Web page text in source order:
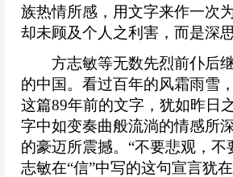
族热情所感，用文字来作一次
却未顾及个人之利害，而是深
方志敏等无数先烈前仆后继
的中国。看过百年的风霜雨雪
这篇89年前的文字，犹如昨日
字中如变奏曲般流淌的情感所
的豪迈所震撼。“不要悲观，
志敏在“信”中写的这句宣言犹